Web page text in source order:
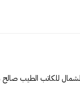
للكاتب الطيب